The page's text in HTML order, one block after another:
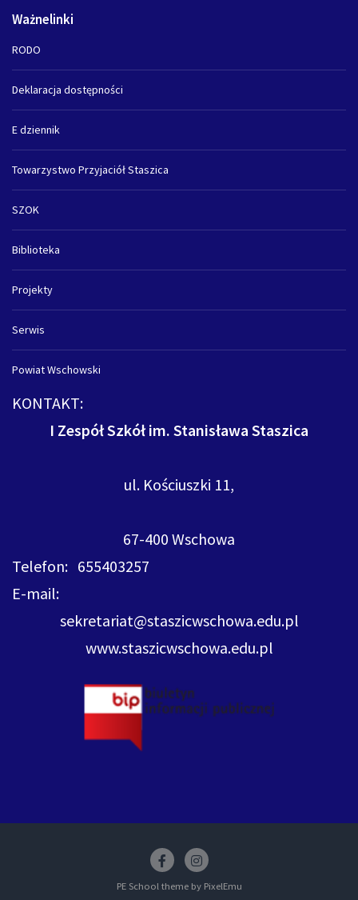
Ważnelinki
RODO
Deklaracja dostępności
E dziennik
Towarzystwo Przyjaciół Staszica
SZOK
Biblioteka
Projekty
Serwis
Powiat Wschowski
KONTAKT:
I Zespół Szkół im. Stanisława Staszica
ul. Kościuszki 11,
67-400 Wschowa
Telefon: 655403257
E-mail:
sekretariat@staszicwschowa.edu.pl
www.staszicwschowa.edu.pl
Facebookinsstagram
PE School theme by PixelEmu